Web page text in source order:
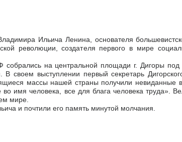
Ильича Ленина, основателя
революции, создателя первого в мире
собрались на центральной площади г. Дигоры
В своем выступлении первый секретарь
массы нашей страны получили невиданные
имя человека, все для блага человека труда».
мире.
и почтили его память минутой молчания.